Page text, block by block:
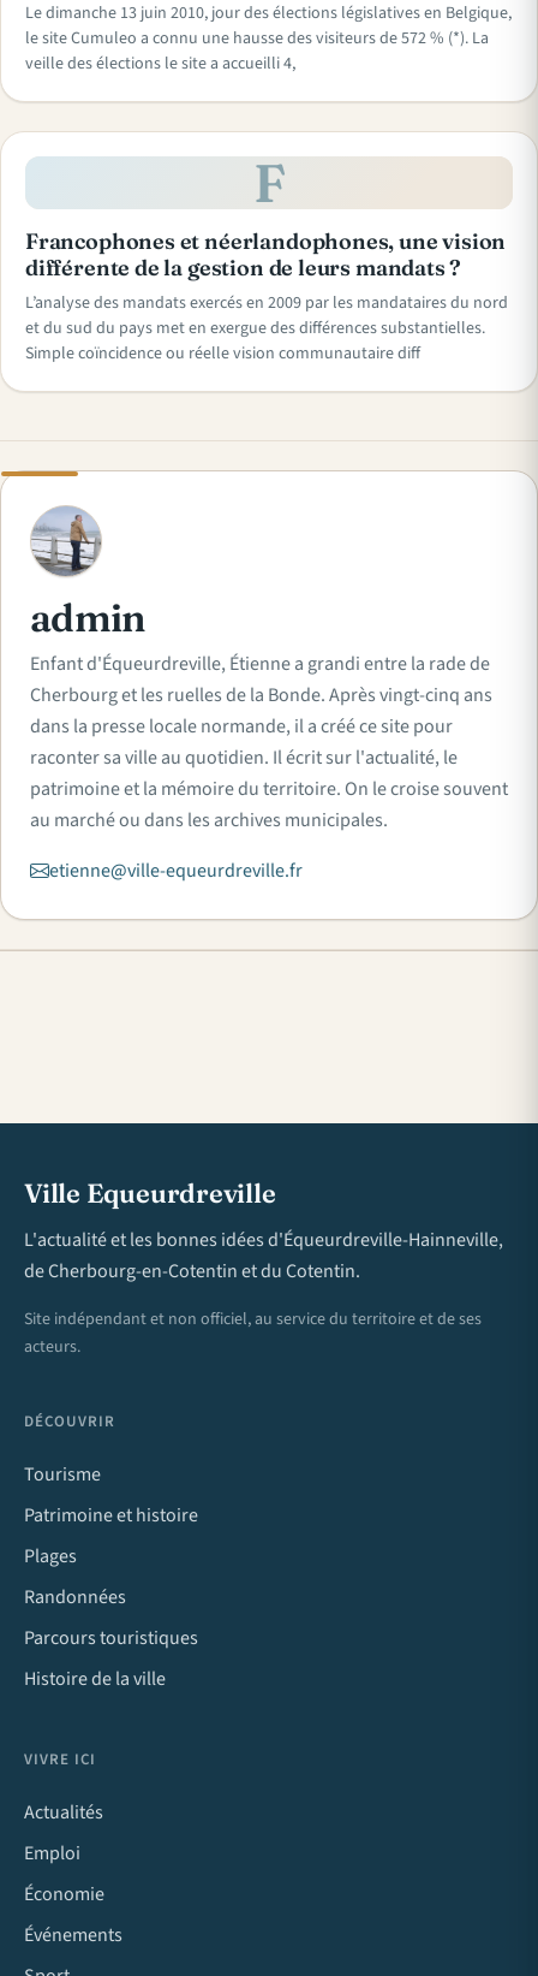
Le dimanche 13 juin 2010, jour des élections législatives en Belgique,
le site Cumuleo a connu une hausse des visiteurs de 572 % (*). La
veille des élections le site a accueilli 4,
F
Francophones et néerlandophones, une vision
différente de la gestion de leurs mandats ?
L’analyse des mandats exercés en 2009 par les mandataires du nord
et du sud du pays met en exergue des différences substantielles.
Simple coïncidence ou réelle vision communautaire diff
A
admin
Enfant d'Équeurdreville, Étienne a grandi entre la rade de
Cherbourg et les ruelles de la Bonde. Après vingt-cinq ans
dans la presse locale normande, il a créé ce site pour
raconter sa ville au quotidien. Il écrit sur l'actualité, le
patrimoine et la mémoire du territoire. On le croise souvent
au marché ou dans les archives municipales.
etienne@ville-equeurdreville.fr
Ville Equeurdreville
L'actualité et les bonnes idées d'Équeurdreville-Hainneville,
de Cherbourg-en-Cotentin et du Cotentin.
Site indépendant et non officiel, au service du territoire et de ses
acteurs.
DÉCOUVRIR
Tourisme
Patrimoine et histoire
Plages
Randonnées
Parcours touristiques
Histoire de la ville
VIVRE ICI
Actualités
Emploi
Économie
Événements